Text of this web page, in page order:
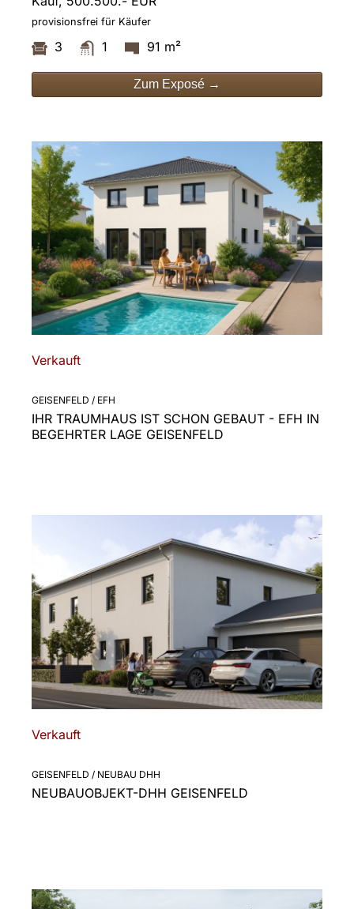
provisionsfrei für Käufer
3 1 91 m²
Zum Exposé →
Verkauft
GEISENFELD / EFH
IHR TRAUMHAUS IST SCHON GEBAUT - EFH IN
BEGEHRTER LAGE GEISENFELD
Verkauft
GEISENFELD / NEUBAU DHH
NEUBAUOBJEKT-DHH GEISENFELD